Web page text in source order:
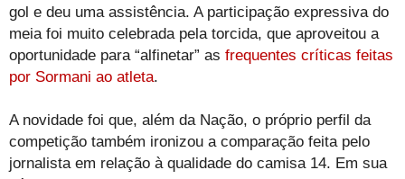
gol e deu uma assistência. A participação expressiva do
meia foi muito celebrada pela torcida, que aproveitou a
oportunidade para “alfinetar” as frequentes críticas feitas
por Sormani ao atleta.
A novidade foi que, além da Nação, o próprio perfil da
competição também ironizou a comparação feita pelo
jornalista em relação à qualidade do camisa 14. Em sua